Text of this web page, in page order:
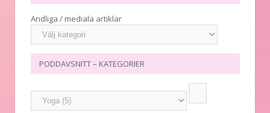
Andliga / mediala artiklar
PODDAVSNITT – KATEGORIER